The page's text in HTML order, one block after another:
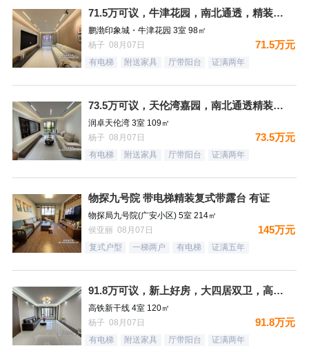
71.5万可议，牛津花园，南北通透，精装未住三居，装修太哇塞
鹏渤印象城・牛津花园 3室 98㎡
杨子 08月07日
71.5万元
有电梯 附送家具 厅带阳台 证满两年
73.5万可议，天伦湾嘉园，南北通透精装未住，样板间南北三居
润卓天伦湾 3室 109㎡
杨子 08月07日
73.5万元
有电梯 附送家具 厅带阳台 证满两年
物探九号院 带电梯精装复式带露台 有证
物探局九号院(广安小区) 5室 214㎡
侯亚丽 08月07日
145万元
复式户型 一梯两户 有电梯 证满五年
91.8万可议，新上好房，大四居双卫，高铁新干线，南北通透，
高铁新干线 4室 120㎡
杨子 08月07日
91.8万元
有电梯 附送家具 厅带阳台 证满两年